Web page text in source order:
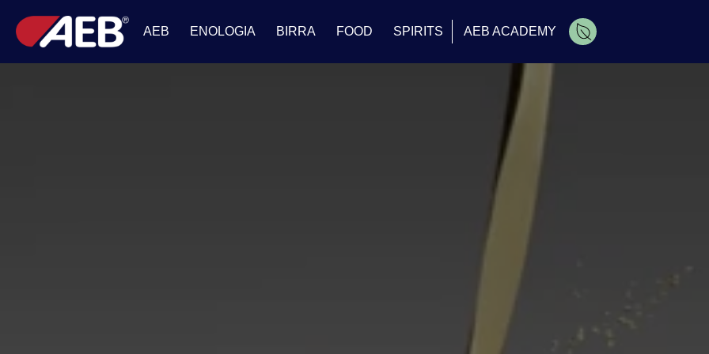
AEB ENOLOGIA BIRRA FOOD SPIRITS AEB ACADEMY
Carrello